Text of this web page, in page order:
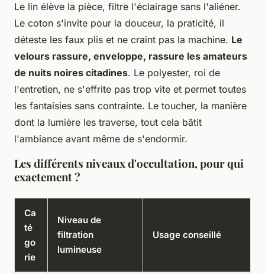
Le lin élève la pièce, filtre l'éclairage sans l'aliéner.
Le coton s'invite pour la douceur, la praticité, il
déteste les faux plis et ne craint pas la machine. Le
velours rassure, enveloppe, rassure les amateurs
de nuits noires citadines. Le polyester, roi de
l'entretien, ne s'effrite pas trop vite et permet toutes
les fantaisies sans contrainte. Le toucher, la manière
dont la lumière les traverse, tout cela bâtit
l'ambiance avant même de s'endormir.
Les différents niveaux d'occultation, pour qui
exactement ?
Ca
té
go
rie
Niveau de
filtration
lumineuse
Usage conseillé